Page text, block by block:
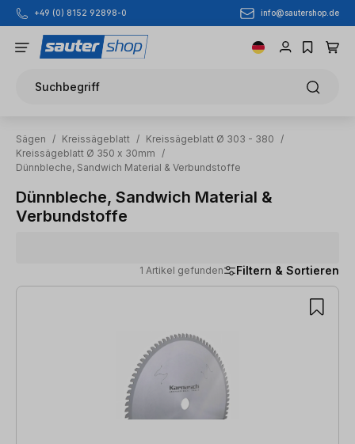
Zum Hauptinhalt springen
+49 (0) 8152 92898-0 info@sautershop.de
Suchbegriff
Sägen / Kreissägeblatt / Kreissägeblatt Ø 303 - 380
/
Kreissägeblatt Ø 350 x 30mm
/
Dünnbleche, Sandwich Material & Verbundstoffe
Dünnbleche, Sandwich Material &
Verbundstoffe
1 Artikel gefunden Filtern & Sortieren
1 Artikel gefunden